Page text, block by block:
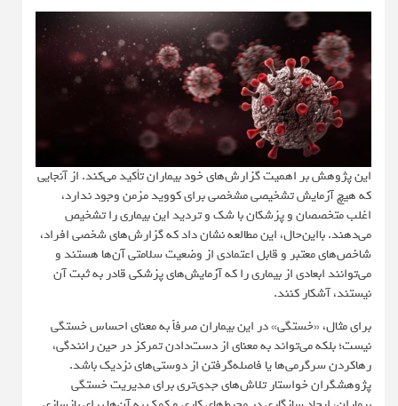
این پژوهش بر اهمیت گزارش‌های خود بیماران تأکید می‌کند. از آنجایی
که هیچ آزمایش تشخیصی مشخصی برای کووید مزمن وجود ندارد،
اغلب متخصصان و پزشکان با شک و تردید این بیماری را تشخیص
می‌دهند. بااین‌حال، این مطالعه نشان داد که گزارش‌های شخصی افراد،
شاخص‌های معتبر و قابل اعتمادی از وضعیت سلامتی آن‌ها هستند و
می‌توانند ابعادی از بیماری را که آزمایش‌های پزشکی قادر به ثبت آن
نیستند، آشکار کنند.
برای مثال، «خستگی» در این بیماران صرفاً به معنای احساس خستگی
نیست؛ بلکه می‌تواند به معنای از دست‌دادن تمرکز در حین رانندگی،
رهاکردن سرگرمی‌ها یا فاصله‌گرفتن از دوستی‌های نزدیک باشد.
پژوهشگران خواستار تلاش‌های جدی‌تری برای مدیریت خستگی